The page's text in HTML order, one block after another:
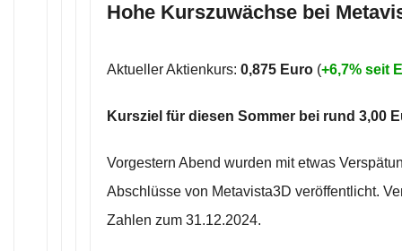
Hohe Kurszuwächse bei
Aktueller Aktienkurs: 0,875 Euro (+6,7% seit
Kursziel für diesen Sommer bei rund 3,00
Vorgestern Abend wurden mit etwas
Abschlüsse von Metavista3D veröffentlicht.
Zahlen zum 31.12.2024.